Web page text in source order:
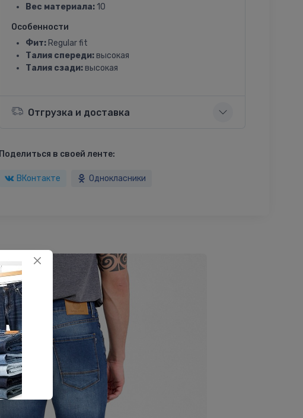
Вес материала:10
Особенности
Фит:Regular fit
Талия спереди:высокая
Талия сзади:высокая
Отгрузка и доставка
Поделиться в своей ленте:
ВКонтакте Однокласники